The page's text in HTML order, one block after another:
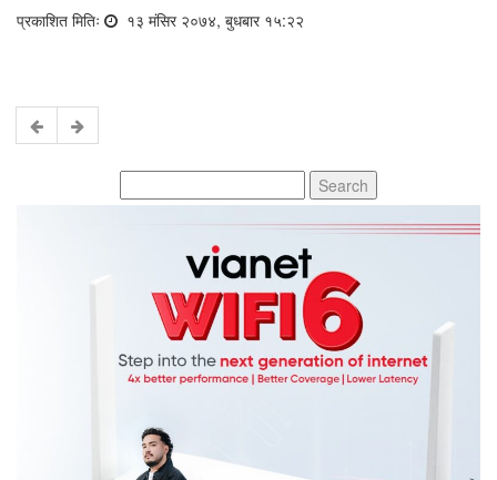
प्रकाशित मितिः १३ मंसिर २०७४, बुधबार १५:२२
for: